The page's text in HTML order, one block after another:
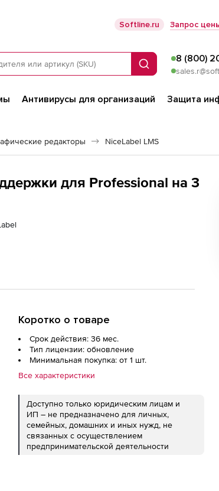
Softline.ru Запрос
Поиск
8 (800)
Антивирусы для организаций Защита
редакторы NiceLabel LMS
для Professional на 3
Коротко о товаре
Срок действия: 36 мес.
Тип лицензии: обновление
Минимальная покупка: от 1 шт.
Все характеристики
Доступно только юридическим лицам и
ИП – не предназначено для личных,
семейных, домашних и иных нужд, не
связанных с осуществлением
предпринимательской деятельности